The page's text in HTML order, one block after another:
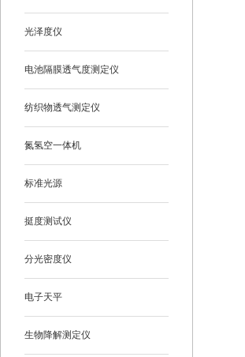
光泽度仪
电池隔膜透气度测定仪
纺织物透气测定仪
氮氢空一体机
标准光源
挺度测试仪
分光密度仪
电子天平
生物降解测定仪